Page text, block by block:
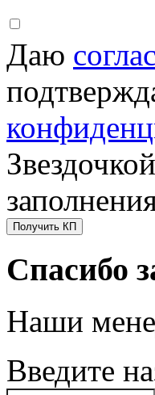
Даю
Получить КП
Спасибо
Наши
Введите